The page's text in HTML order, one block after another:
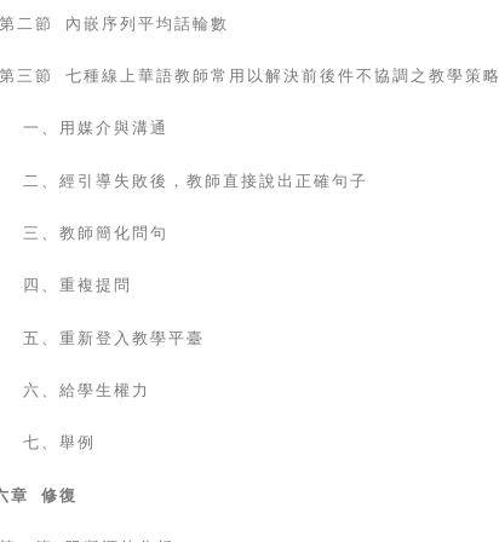
第二節 內嵌序列平均話輪數
第三節 七種線上華語教師常用以解決前後件不協調之教學策略
一、用媒介與溝通
二、經引導失敗後，教師直接說出正確句子
三、教師簡化問句
四、重複提問
五、重新登入教學平臺
六、給學生權力
七、舉例
章 修復